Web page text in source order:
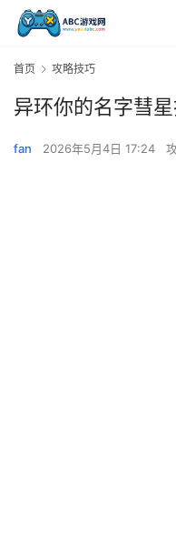
首页 攻略技巧
异环你的名字彗星
fan 2026年5月4日 17:24